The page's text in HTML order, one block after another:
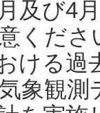
及び4
くだ
ける過
気象観